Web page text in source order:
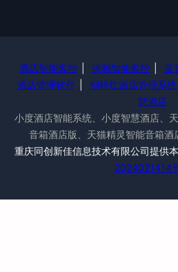
酒店智能客控 涂鸦智能客控 蓝
酒店管理软件
别样红酒店管理系统
慧酒店
小度酒店智能系统、小度智慧酒店、
音箱酒店版、天猫精灵智能音箱
重庆同创新佳信息技术有限公司提供
2024021414